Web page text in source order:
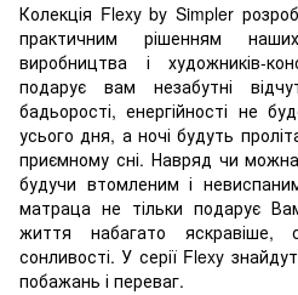
Колекція Flexy by Simpler
практичним рішенням
виробництва і художників-
подарує вам незабутні
бадьорості, енергійності не
усього дня, а ночі будуть
приємному сні. Навряд чи
будучи втомленим і
матраца не тільки подарує
життя набагато
сонливості. У серії Flexy
побажань і переваг.